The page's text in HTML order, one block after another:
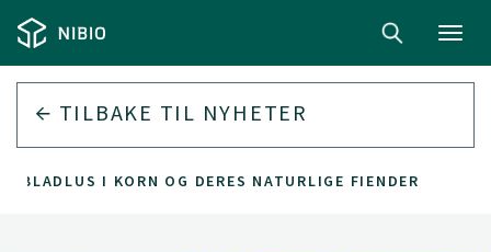
TILBAKE TIL NYHETER
BLADLUS I KORN OG DERES NATURLIGE FIENDER